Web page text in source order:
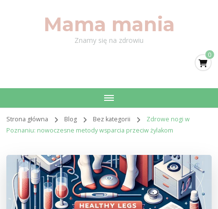
Mama mania
Znamy się na zdrowiu
0
Strona główna Blog Bez kategorii
Zdrowe nogi w
Poznaniu: nowoczesne metody wsparcia przeciw żylakom